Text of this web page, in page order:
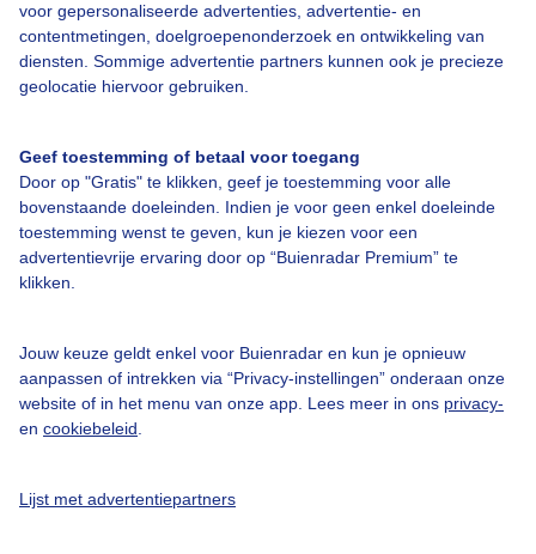
voor gepersonaliseerde advertenties, advertentie- en
contentmetingen, doelgroepenonderzoek en ontwikkeling van
diensten. Sommige advertentie partners kunnen ook je precieze
geolocatie hiervoor gebruiken.
Geef toestemming of betaal voor toegang
Door op "Gratis" te klikken, geef je toestemming voor alle
bovenstaande doeleinden. Indien je voor geen enkel doeleinde
toestemming wenst te geven, kun je kiezen voor een
advertentievrije ervaring door op “Buienradar Premium” te
klikken.
Jouw keuze geldt enkel voor Buienradar en kun je opnieuw
aanpassen of intrekken via “Privacy-instellingen” onderaan onze
website of in het menu van onze app. Lees meer in ons privacy-
en cookiebeleid
Lijst met advertentiepartners
Over Buienradar
Bedrijfsgegevens
Veelgestelde vragen
Contact
Toegankelijkheid
Adverteren
Buienradar Team
Privacy beleid